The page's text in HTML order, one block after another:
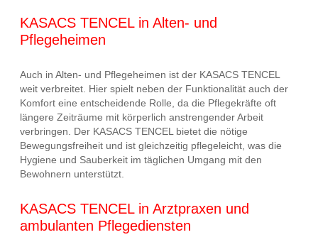
KASACS TENCEL in Alten- und
Pflegeheimen
Auch in Alten- und Pflegeheimen ist der KASACS TENCEL
weit verbreitet. Hier spielt neben der Funktionalität auch der
Komfort eine entscheidende Rolle, da die Pflegekräfte oft
längere Zeiträume mit körperlich anstrengender Arbeit
verbringen. Der KASACS TENCEL bietet die nötige
Bewegungsfreiheit und ist gleichzeitig pflegeleicht, was die
Hygiene und Sauberkeit im täglichen Umgang mit den
Bewohnern unterstützt.
KASACS TENCEL in Arztpraxen und
ambulanten Pflegediensten